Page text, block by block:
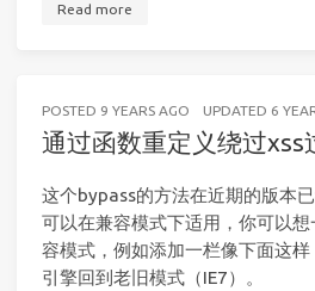
Read more
POSTED 9 YEARS AGO UPDATED 6
通过函数重定义绕过xss
这个bypass的方法在近期的版本
可以在兼容模式下适用，你可以
容模式，例如添加一栏像下面这样
引擎回到老旧模式（IE7）。